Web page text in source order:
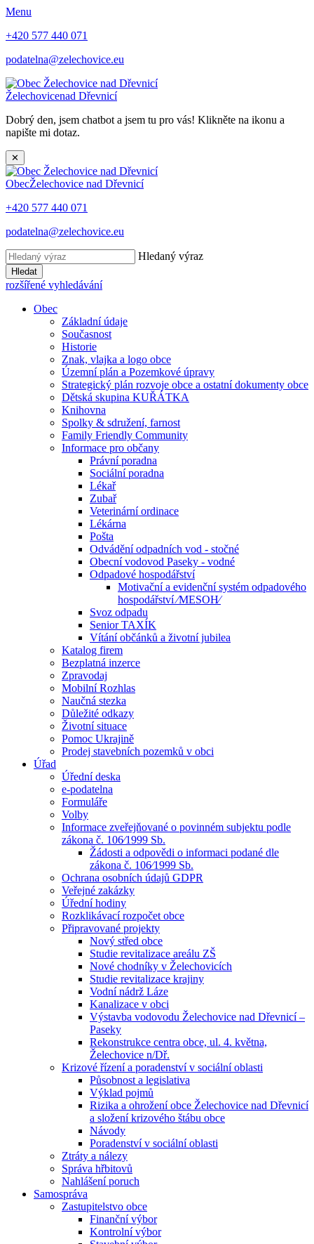
Menu
+420 577 440 071
podatelna@zelechovice.eu
Želechovicenad Dřevnicí
Dobrý den, jsem chatbot a jsem tu pro vás! Klikněte na ikonu a
napište mi dotaz.
✕
ObecŽelechovice nad Dřevnicí
+420 577 440 071
podatelna@zelechovice.eu
Hledaný výraz
Hledat
rozšířené vyhledávání
Obec
Základní údaje
Současnost
Historie
Znak, vlajka a logo obce
Územní plán a Pozemkové úpravy
Strategický plán rozvoje obce a ostatní dokumenty obce
Dětská skupina KUŘÁTKA
Knihovna
Spolky & sdružení, farnost
Family Friendly Community
Informace pro občany
Právní poradna
Sociální poradna
Lékař
Zubař
Veterinární ordinace
Lékárna
Pošta
Odvádění odpadních vod - stočné
Obecní vodovod Paseky - vodné
Odpadové hospodářství
Motivační a evidenční systém odpadového
hospodářství ⁄MESOH⁄
Svoz odpadu
Senior TAXÍK
Vítání občánků a životní jubilea
Katalog firem
Bezplatná inzerce
Zpravodaj
Mobilní Rozhlas
Naučná stezka
Důležité odkazy
Životní situace
Pomoc Ukrajině
Prodej stavebních pozemků v obci
Úřad
Úřední deska
e-podatelna
Formuláře
Volby
Informace zveřejňované o povinném subjektu podle
zákona č. 106⁄1999 Sb.
Žádosti a odpovědi o informaci podané dle
zákona č. 106⁄1999 Sb.
Ochrana osobních údajů GDPR
Veřejné zakázky
Úřední hodiny
Rozklikávací rozpočet obce
Připravované projekty
Nový střed obce
Studie revitalizace areálu ZŠ
Nové chodníky v Želechovicích
Studie revitalizace krajiny
Vodní nádrž Láze
Kanalizace v obci
Výstavba vodovodu Želechovice nad Dřevnicí –
Paseky
Rekonstrukce centra obce, ul. 4. května,
Želechovice n/Dř.
Krizové řízení a poradenství v sociální oblasti
Působnost a legislativa
Výklad pojmů
Rizika a ohrožení obce Želechovice nad Dřevnicí
a složení krizového štábu obce
Návody
Poradenství v sociální oblasti
Ztráty a nálezy
Správa hřbitovů
Nahlášení poruch
Samospráva
Zastupitelstvo obce
Finanční výbor
Kontrolní výbor